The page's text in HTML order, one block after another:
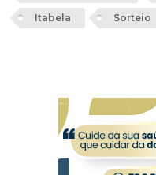
Itabela Sorteio